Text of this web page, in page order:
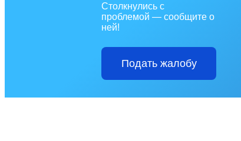
Столкнулись с
проблемой — сообщите о
ней!
Подать жалобу